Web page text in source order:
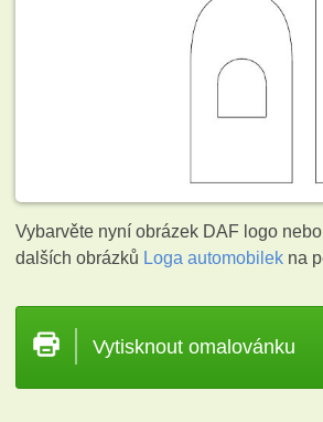
Vybarvěte nyní obrázek DAF logo
dalších obrázků Loga automobilek na
Vytisknout omalovánku